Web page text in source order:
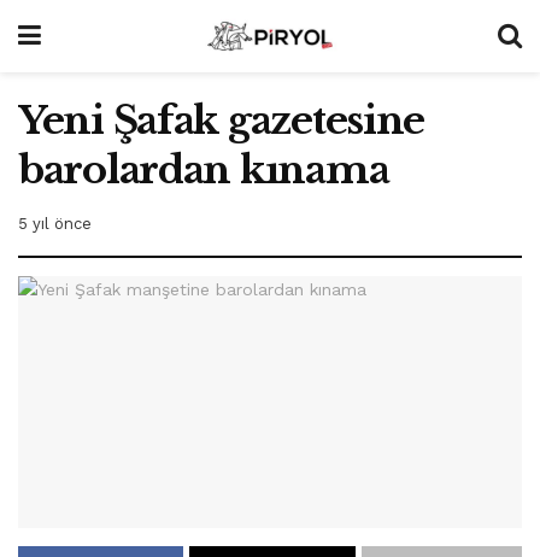
Yeni Şafak gazetesine
barolardan kınama
5 yıl önce